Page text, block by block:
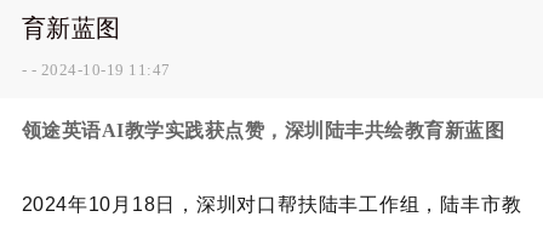
育新蓝图
- - 2024-10-19 11:47
领途英语AI教学实践获点赞，深圳陆丰共绘教育新蓝图
2024年10月18日，深圳对口帮扶陆丰工作组，陆丰市教